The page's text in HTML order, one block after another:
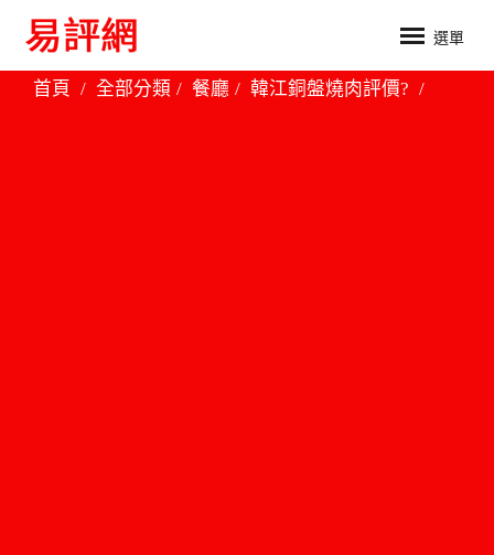
選單
首頁 全部分類 餐廳 韓江銅盤燒肉評價?